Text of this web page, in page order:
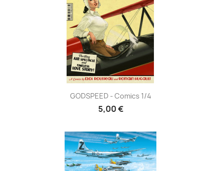
GODSPEED - Comics 1/4
5,00 €